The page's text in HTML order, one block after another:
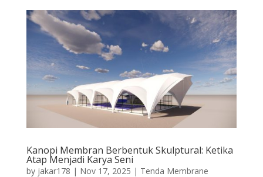
Kanopi Membran Berbentuk Skulptural: Ketika
Atap Menjadi Karya Seni
by jakar178 | Nov 17, 2025 | Tenda Membrane